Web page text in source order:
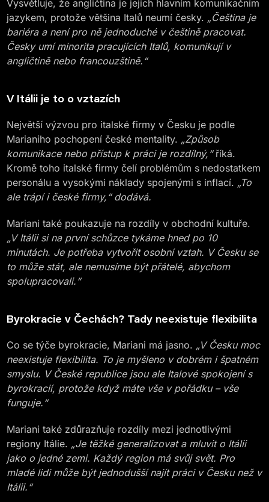
Vysvětluje, že angličtina je jejich hlavním komunikačním
jazykem, protože většina Italů neumí česky. „Čeština je
bariéra a není pro ně jednoduché v češtině pracovat.
Česky umí minorita pracujících Italů, komunikují v
angličtině nebo francouzštině.“
V Itálii je to o vztazích
Největší výzvou pro italské firmy v Česku je podle
Marianiho pochopení české mentality. „Způsob
komunikace nebo přístup k práci je rozdílný,“říká.
Kromě toho italské firmy čelí problémům s nedostatkem
personálu a vysokými náklady spojenými s inflací. „To
ale trápí i české firmy,“ dodává.
Mariani také poukazuje na rozdíly v obchodní kultuře.
„V Itálii si na první schůzce tykáme hned po 10
minutách. Je potřeba vytvořit osobní vztah. V Česku se
to může stát, ale nemusíme být přátelé, abychom
spolupracovali.“
Byrokracie v Čechách? Tady neexistuje flexibilita
Co se týče byrokracie, Mariani má jasno. „V Česku moc
neexistuje flexibilita. To je myšleno v dobrém i špatném
smyslu. V České republice jsou ale Italové spokojení s
byrokracií, protože když máte vše v pořádku – vše
funguje.“
Mariani také zdůrazňuje rozdíly mezi jednotlivými
regiony Itálie. „Je těžké generalizovat a mluvit o Itálii
jako o jedné zemi. Každý region má svůj svět. Pro
mladé lidi může být jednodušší najít práci v Česku než v
Itálii.“